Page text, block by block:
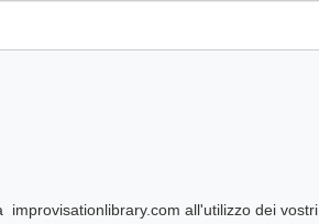
all'utilizzo dei vostri